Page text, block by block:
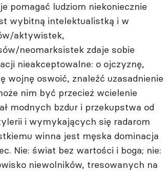
pomagać ludziom niekoniecznie
wybitną intelektualistką i w
aktywistek,
neomarksistek zdaje sobie
nieakceptowalne: o ojczyznę,
wojnę oswoić, znaleźć uzasadnienie
nim być przecież wcielenie
modnych bzdur i przekupstwa od
i wymykających się radarom
winna jest męska dominacja
Nie: świat bez wartości i boga; nie:
niewolników, tresowanych na